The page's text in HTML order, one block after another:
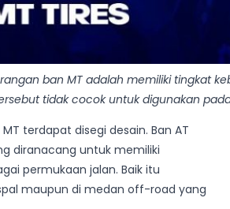
ban MT adalah memiliki tingkat
tidak cocok untuk digunakan
terdapat disegi desain. Ban AT
diranacang untuk memiliki
permukaan jalan. Baik itu
maupun di medan off-road yang